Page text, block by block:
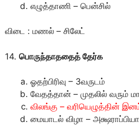
எழுத்தாணி – பென்சில்
விடை : மணல் – சிலேட்
14. பொருந்தாததைத் தேர்க
ஓதற்பிரிவு – 3வருடம்
வேதத்தான் – முதலில் வரும்
விலங்கு – வரியெழுத்தின்
மையாடல் விழா –